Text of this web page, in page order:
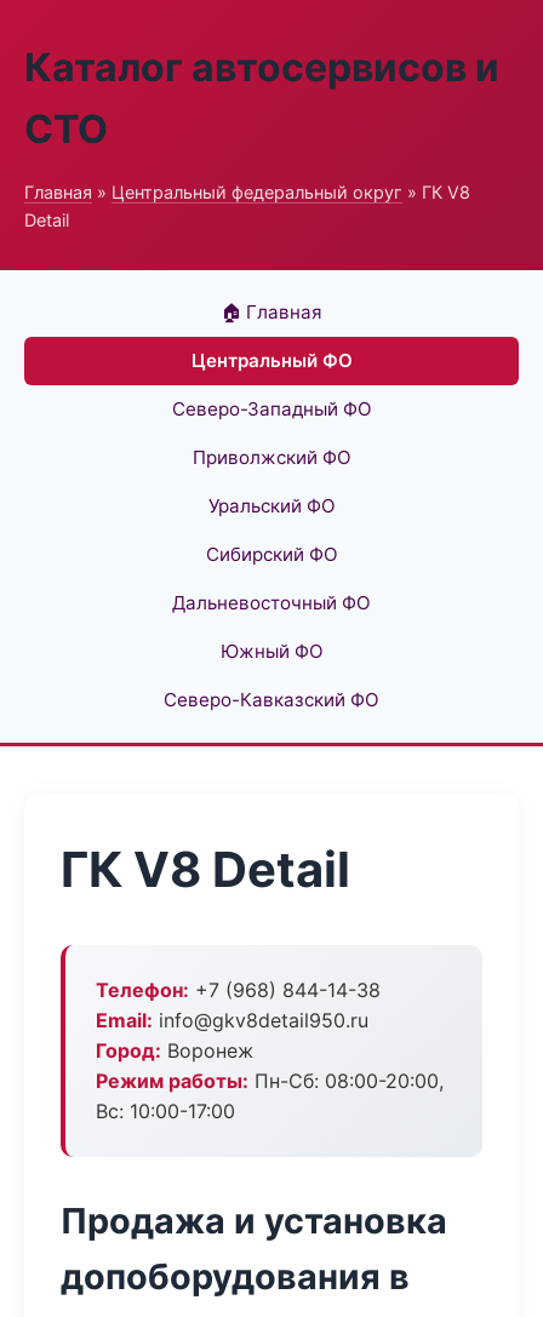
Каталог автосервисов и
СТО
Главная » Центральный федеральный округ » ГК V8
Detail
🏠 Главная
Центральный ФО
Северо-Западный ФО
Приволжский ФО
Уральский ФО
Сибирский ФО
Дальневосточный ФО
Южный ФО
Северо-Кавказский ФО
ГК V8 Detail
Телефон: +7 (968) 844-14-38
Email: info@gkv8detail950.ru
Город: Воронеж
Режим работы: Пн-Сб: 08:00-20:00,
Вс: 10:00-17:00
Продажа и установка
допоборудования в